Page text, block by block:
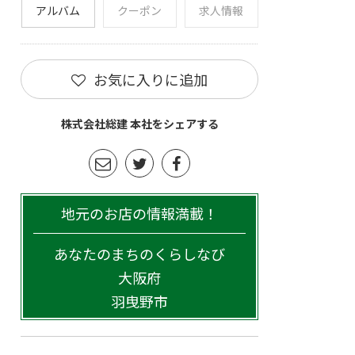
アルバム クーポン 求人情報
お気に入りに追加
株式会社総建 本社をシェアする
地元のお店の情報満載！
あなたのまちのくらしなび
大阪府
羽曳野市